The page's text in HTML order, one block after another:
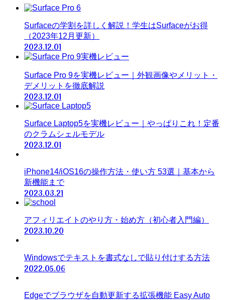
Surfaceの学割を詳しく解説！学生はSurfaceがお得
（2023年12月更新）
2023.12.01
Surface Pro 9を実機レビュー｜外観画像やメリット・
デメリットを徹底解説
2023.12.01
Surface Laptop5を実機レビュー｜やっぱりこれ！定番
のクラムシェルモデル
2023.12.01
iPhone14/iOS16の操作方法・使い方 53選｜基本から
新機能まで
2023.03.21
アフィリエイトのやり方・始め方（初心者入門編）
2023.10.20
Windowsでテキストを書式なしで貼り付けする方法
2022.05.06
Edgeでブラウザを自動更新する拡張機能 Easy Auto